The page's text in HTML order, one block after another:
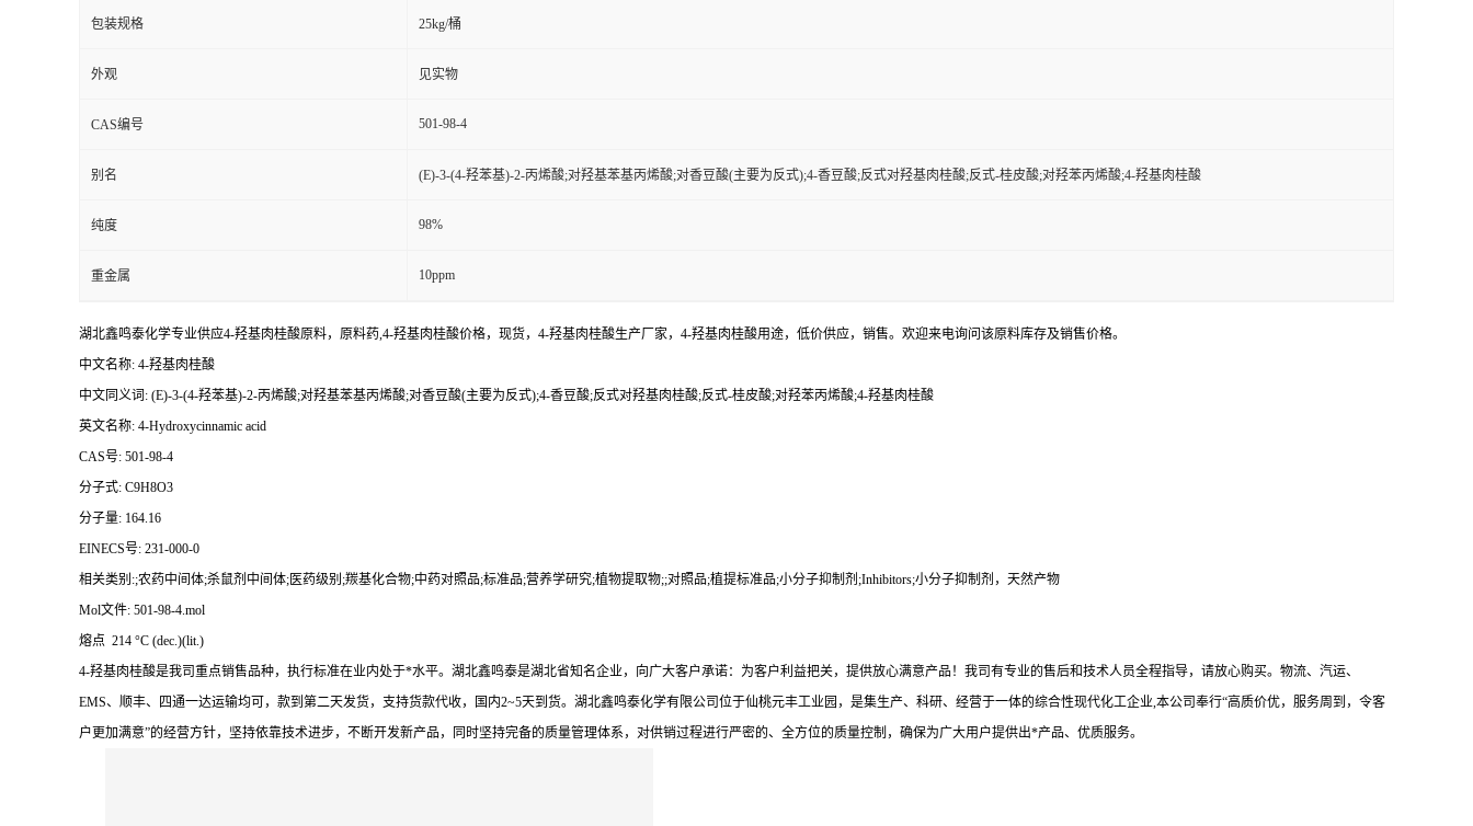
包装规格 25kg/桶
外观 见实物
CAS编号 501-98-4
别名 (E)-3-(4-羟苯基)-2-丙烯酸;对羟基苯基丙烯酸;对香豆酸(主要为反式);4-香豆酸;反式对羟基肉桂酸;反式-桂皮酸;对羟苯丙烯酸;4-羟基肉桂酸
纯度 98%
重金属 10ppm
湖北鑫鸣泰化学专业供应4-羟基肉桂酸原料，原料药,4-羟基肉桂酸价格，现货，4-羟基肉桂酸生产厂家，4-羟基肉桂酸用途，低价供应，销售。欢迎来电询问该原料库存及销售价格。
中文名称: 4-羟基肉桂酸
中文同义词: (E)-3-(4-羟苯基)-2-丙烯酸;对羟基苯基丙烯酸;对香豆酸(主要为反式);4-香豆酸;反式对羟基肉桂酸;反式-桂皮酸;对羟苯丙烯酸;4-羟基肉桂酸
英文名称: 4-Hydroxycinnamic acid
CAS号: 501-98-4
分子式: C9H8O3
分子量: 164.16
EINECS号: 231-000-0
相关类别:;农药中间体;杀鼠剂中间体;医药级别;羰基化合物;中药对照品;标准品;营养学研究;植物提取物;;对照品;植提标准品;小分子抑制剂;Inhibitors;小分子抑制剂，天然产物
Mol文件: 501-98-4.mol
熔点 214 °C (dec.)(lit.)
4-羟基肉桂酸是我司重点销售品种，执行标准在业内处于*水平。湖北鑫鸣泰是湖北省知名企业，向广大客户承诺：为客户利益把关，提供放心满意产品！我司有专业的售后和技术人员全程指导，请放心购买。物流、汽运、
EMS、顺丰、四通一达运输均可，款到第二天发货，支持货款代收，国内2~5天到货。湖北鑫鸣泰化学有限公司位于仙桃元丰工业园，是集生产、科研、经营于一体的综合性现代化工企业,本公司奉行“高质价优，服务周到，令客
户更加满意”的经营方针，坚持依靠技术进步，不断开发新产品，同时坚持完备的质量管理体系，对供销过程进行严密的、全方位的质量控制，确保为广大用户提供出*产品、优质服务。